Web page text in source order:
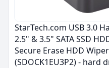
StarTech.com USB 3.0
2.5" & 3.5" SATA SSD
Secure Erase HDD
(SDOCK1EU3P2) - hard